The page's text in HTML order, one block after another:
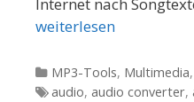
Internet nach
weiterlesen
Kategorien
MP3-Tools, Multimedia,
Tags
audio, audio converter,